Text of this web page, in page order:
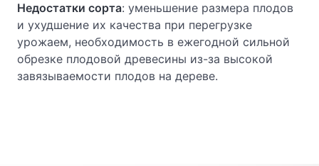
Недостатки сорта: уменьшение размера плодов
и ухудшение их качества при перегрузке
урожаем, необходимость в ежегодной сильной
обрезке плодовой древесины из-за высокой
завязываемости плодов на дереве.